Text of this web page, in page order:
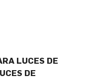
LUCES DE
DE